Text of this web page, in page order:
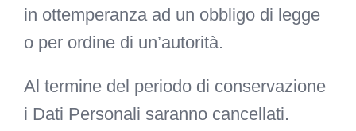
in ottemperanza ad un obbligo di legge
o per ordine di un’autorità.
Al termine del periodo di conservazione
i Dati Personali saranno cancellati.